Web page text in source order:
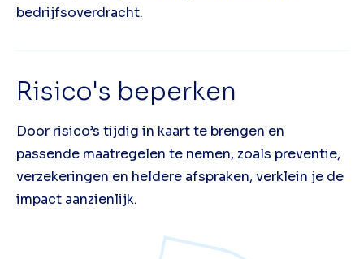
bedrijfsoverdracht.
Risico's beperken
Door risico’s tijdig in kaart te brengen en
passende maatregelen te nemen, zoals preventie,
verzekeringen en heldere afspraken, verklein je de
impact aanzienlijk.